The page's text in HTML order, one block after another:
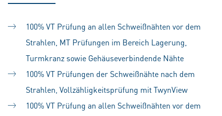
100% VT Prüfung an allen Schweißnähten vor dem
Strahlen, MT Prüfungen im Bereich Lagerung,
Turmkranz sowie Gehäuseverbindende Nähte
100% VT Prüfungen der Schweißnähte nach dem
Strahlen, Vollzähligkeitsprüfung mit TwynView
100% VT Prüfung an allen Schweißnähten vor dem